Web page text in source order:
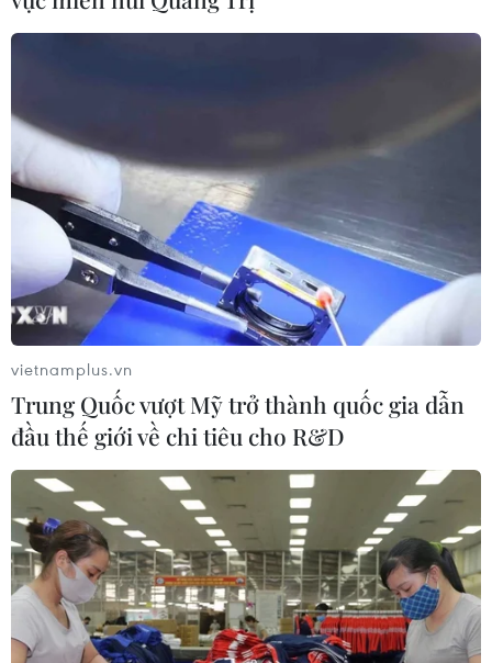
lộ 22B
07/08/2026 04:31
Hãng hàng không Air Premia của
Hàn Quốc nối lại đường bay
Incheon-TP Hồ Chí Minh
07/08/2026 04:28
Khẩn trương phân luồng giao thông
sau vụ sạt lở trên tuyến ĐT161 ở Lào
Cai
07/08/2026 02:37
Nhanh chóng hoàn thiện dự
án kết nối vùng, sân bay Long Thành
06/08/2026 15:07
vietnamplus.vn
Trung Quốc vượt Mỹ trở thành quốc gia dẫn
đầu thế giới về chi tiêu cho R&D